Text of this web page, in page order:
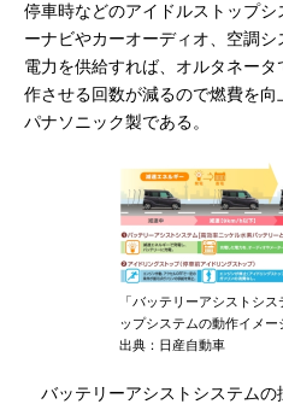
停車時などのアイドルストップ
ーナビやカーオーディオ、空調
電力を供給すれば、オルタネー
作させる回数が減るので燃費を
パナソニック製である。
「バッテリーアシストシ
ップシステムの動作イメー
出典：日産自動車
バッテリーアシストシステムの